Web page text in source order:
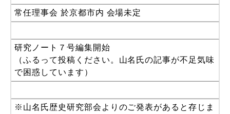
常任理事会 於京都市内 会場未定
研究ノート７号編集開始
（ふるって投稿ください。山名氏の記事が不足気味
で困惑しています）
※山名氏歴史研究部会よりのご発表があると存じま